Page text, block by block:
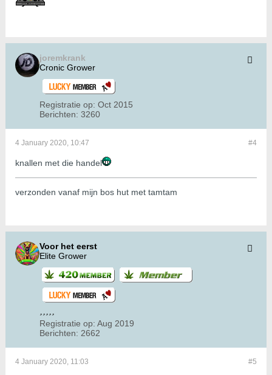
joremkrank
Cronic Grower
Registratie op: Oct 2015
Berichten: 3260
#4
4 January 2020, 10:47
knallen met die handel
verzonden vanaf mijn bos hut met tamtam
Voor het eerst
Elite Grower
Registratie op: Aug 2019
Berichten: 2662
#5
4 January 2020, 11:03